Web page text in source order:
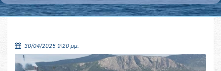
30/04/2025 9:20 μμ.